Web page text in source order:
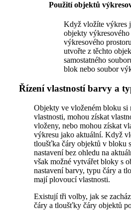
Použití objektů
Když vložíte výkres
objekty
výkresového
utvořte z těchto
samostatného
blok nebo soubor
Řízení vlastností barvy a
Objekty ve vloženém bloku si
vlastnosti, mohou získat
vloženy, nebo mohou získat
výkresu jako aktuální. Když
tloušťka čáry objektů v bloku
nastavení bez ohledu na
však možné vytvářet bloky s
nastavení barvy, typu čáry a
mají plovoucí vlastnosti.
Existují tři volby, jak se
čáry a tloušťky čáry objektů